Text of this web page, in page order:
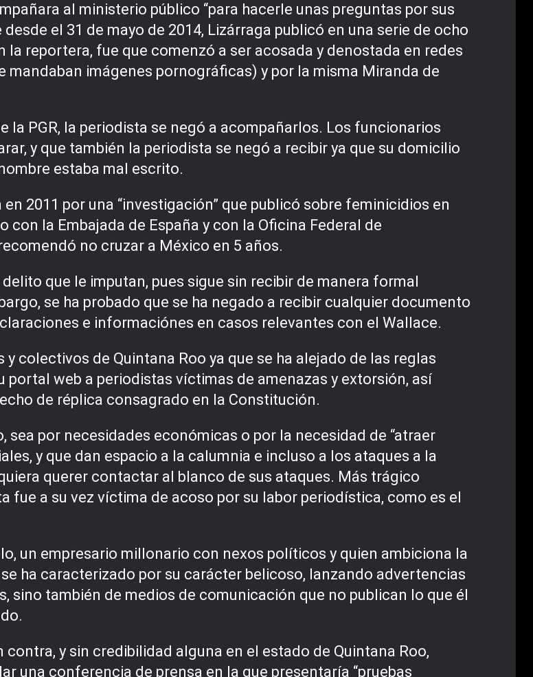
al ministerio público “para hacerle unas preguntas por sus
el 31 de mayo de 2014, Lizárraga publicó en una serie de ocho
reportera, fue que comenzó a ser acosada y denostada en redes
imágenes pornográficas) y por la misma Miranda de
PGR, la periodista se negó a acompañarlos. Los funcionarios
y que también la periodista se negó a recibir ya que su domicilio
estaba mal escrito.
2011 por una “investigación” que publicó sobre feminicidios en
la Embajada de España y con la Oficina Federal de
no cruzar a México en 5 años.
que le imputan, pues sigue sin recibir de manera formal
se ha probado que se ha negado a recibir cualquier documento
e informaciónes en casos relevantes con el Wallace.
colectivos de Quintana Roo ya que se ha alejado de las reglas
web a periodistas víctimas de amenazas y extorsión, así
de réplica consagrado en la Constitución.
sea por necesidades económicas o por la necesidad de “atraer
y que dan espacio a la calumnia e incluso a los ataques a la
querer contactar al blanco de sus ataques. Más trágico
fue a su vez víctima de acoso por su labor periodística, como es el
un empresario millonario con nexos políticos y quien ambiciona la
ha caracterizado por su carácter belicoso, lanzando advertencias
sino también de medios de comunicación que no publican lo que él
y sin credibilidad alguna en el estado de Quintana Roo,
una conferencia de prensa en la que presentaría “pruebas